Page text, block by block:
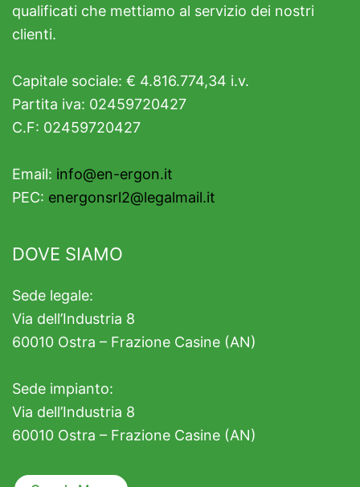
qualificati che mettiamo al servizio dei nostri
clienti.
Capitale sociale: € 4.816.774,34 i.v.
Partita iva: 02459720427
C.F: 02459720427
Email: info@en-ergon.it
PEC: energonsrl2@legalmail.it
DOVE SIAMO
Sede legale:
Via dell’Industria 8
60010 Ostra – Frazione Casine (AN)
Sede impianto:
Via dell’Industria 8
60010 Ostra – Frazione Casine (AN)